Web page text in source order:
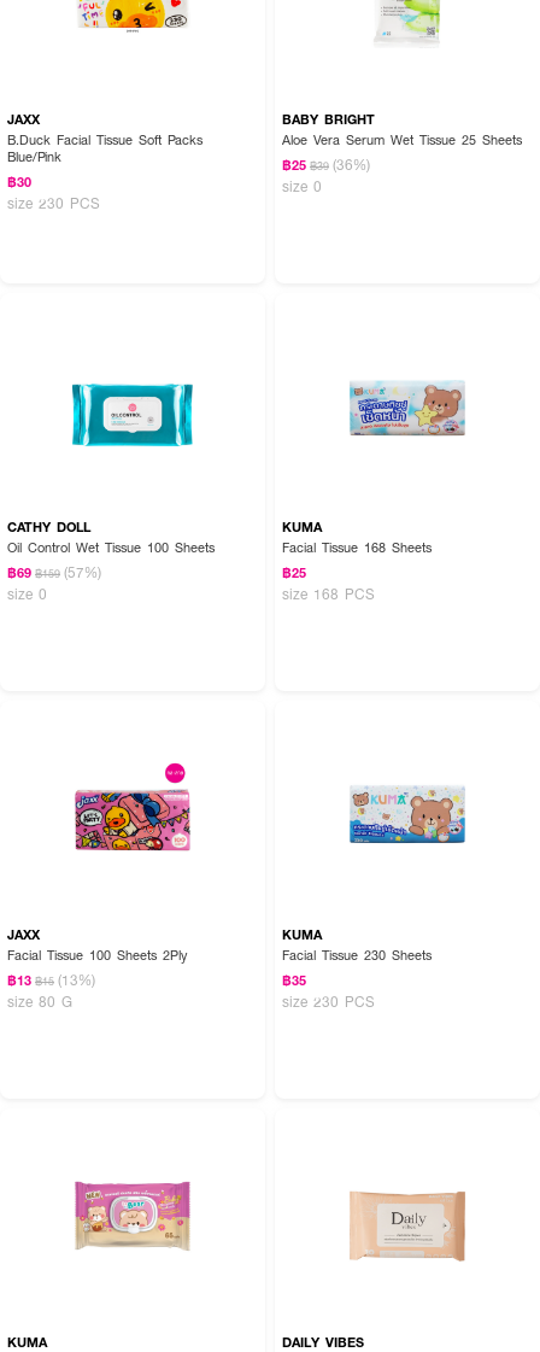
● ไม่ทำให้ผิวแห้งตึงหรือเกิดอาการแพ้
● สามารถใช้ได้บ่อยตามที่ต้องการ
● 40Sheets
How to Use :
JAXX
B.Duck Facial Tissue Soft Packs
Blue/Pink
฿30
size 230 PCS
BABY BRIGHT
Aloe Vera Serum Wet Tissue 25 Sheets
฿25 ฿39 (36%)
size 0
CATHY DOLL
Oil Control Wet Tissue 100 Sheets
฿69 ฿159 (57%)
size 0
KUMA
Facial Tissue 168 Sheets
฿25
size 168 PCS
JAXX
Facial Tissue 100 Sheets 2Ply
฿13 ฿15 (13%)
size 80 G
KUMA
Facial Tissue 230 Sheets
฿35
size 230 PCS
KUMA DAILY VIBES